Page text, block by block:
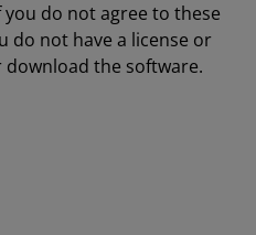
do not agree to these
do not have a license or
the software.